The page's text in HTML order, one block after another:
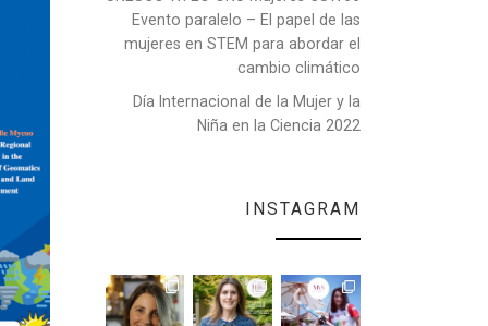
Evento paralelo – El papel de las
mujeres en STEM para abordar el
cambio climático
Día Internacional de la Mujer y la
Niña en la Ciencia 2022
INSTAGRAM